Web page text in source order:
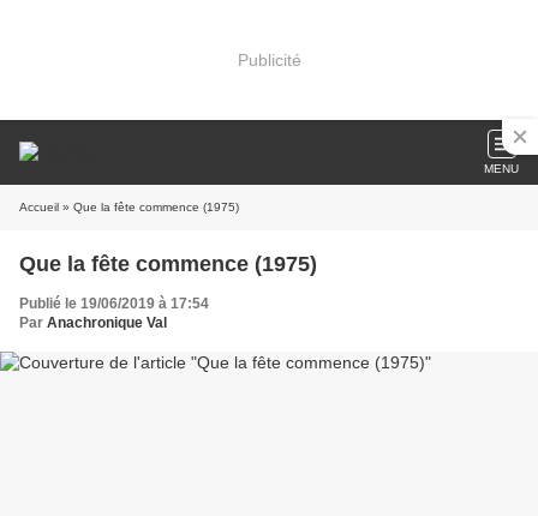
Publicité
MENU
Accueil » Que la fête commence (1975)
Que la fête commence (1975)
Publié le 19/06/2019 à 17:54
Par Anachronique Val